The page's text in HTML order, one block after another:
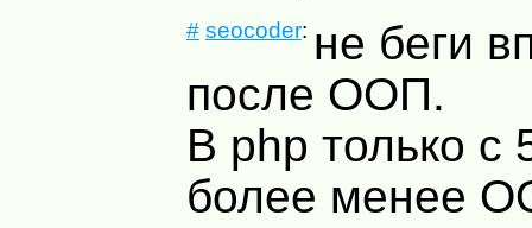
# seocoder: не беги
после ООП.
В php только с
более менее